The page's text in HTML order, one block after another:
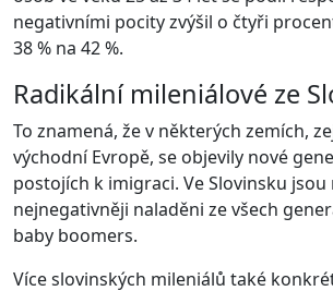
negativními pocity zvýšil o čtyři
38 % na 42 %.
Radikální mileniálové ze
To znamená, že v některých zemích,
východní Evropě, se objevily nové
postojích k imigraci. Ve Slovinsku
nejnegativněji naladěni ze všech
baby boomers.
Více slovinských mileniálů také